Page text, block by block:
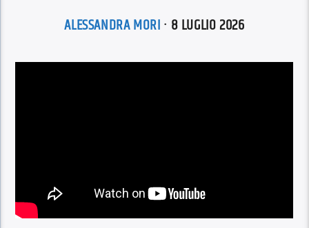
ALESSANDRA MORI· 8 LUGLIO 2026